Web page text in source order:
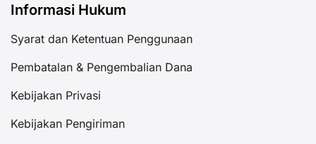
Informasi Hukum
Syarat dan Ketentuan Penggunaan
Pembatalan & Pengembalian Dana
Kebijakan Privasi
Kebijakan Pengiriman